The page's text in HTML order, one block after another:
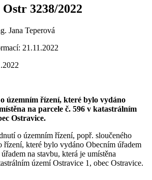
Ostr 3238/2022
Jana Teperová
21.11.2022
územním řízení, které bylo vydáno
na parcele č. 596 v katastrálním
Ostravice.
o územním řízení, popř. sloučeného
řízení, které bylo vydáno Obecním úřadem
na stavbu, která je umístěna
území Ostravice 1, obec Ostravice.